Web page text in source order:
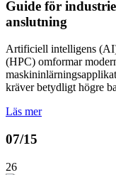
Guide för
anslutning
Artificiell intelligens
(HPC) omformar
kräver betydligt högre
Läs mer
07/15
26